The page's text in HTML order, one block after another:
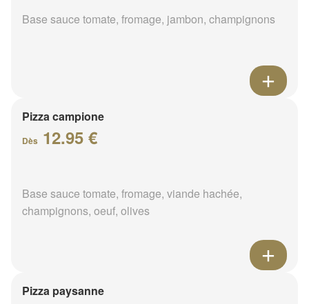
Base sauce tomate, fromage, jambon, champignons
Pizza campione
Dès 12.95 €
Base sauce tomate, fromage, viande hachée,
champignons, oeuf, olives
Pizza paysanne